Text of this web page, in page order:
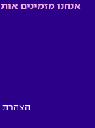
אנחנו מזמינים
הצהרת